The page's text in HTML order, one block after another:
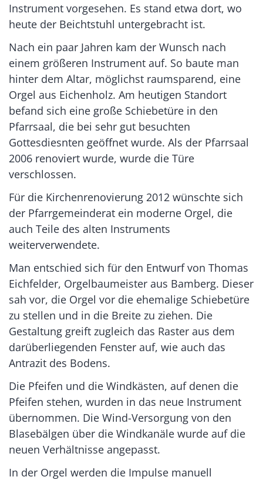
Instrument vorgesehen. Es stand etwa dort, wo
heute der Beichtstuhl untergebracht ist.
Nach ein paar Jahren kam der Wunsch nach
einem größeren Instrument auf. So baute man
hinter dem Altar, möglichst raumsparend, eine
Orgel aus Eichenholz. Am heutigen Standort
befand sich eine große Schiebetüre in den
Pfarrsaal, die bei sehr gut besuchten
Gottesdiesnten geöffnet wurde. Als der Pfarrsaal
2006 renoviert wurde, wurde die Türe
verschlossen.
Für die Kirchenrenovierung 2012 wünschte sich
der Pfarrgemeinderat ein moderne Orgel, die
auch Teile des alten Instruments
weiterverwendete.
Man entschied sich für den Entwurf von Thomas
Eichfelder, Orgelbaumeister aus Bamberg. Dieser
sah vor, die Orgel vor die ehemalige Schiebetüre
zu stellen und in die Breite zu ziehen. Die
Gestaltung greift zugleich das Raster aus dem
darüberliegenden Fenster auf, wie auch das
Antrazit des Bodens.
Die Pfeifen und die Windkästen, auf denen die
Pfeifen stehen, wurden in das neue Instrument
übernommen. Die Wind-Versorgung von den
Blasebälgen über die Windkanäle wurde auf die
neuen Verhältnisse angepasst.
In der Orgel werden die Impulse manuell